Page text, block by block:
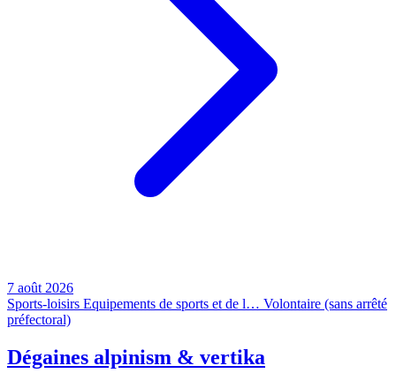
7 août 2026
Sports-loisirs Equipements de sports et de l… Volontaire (sans arrêté
préfectoral)
Dégaines alpinism & vertika